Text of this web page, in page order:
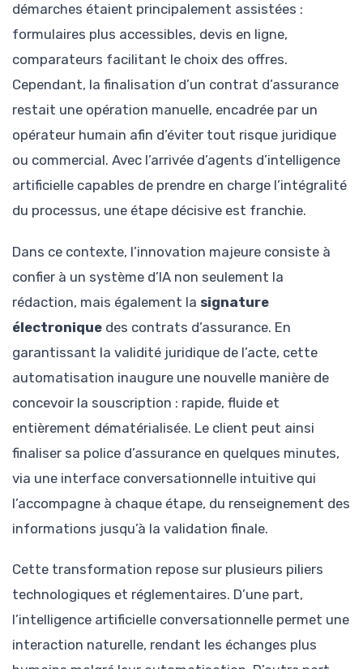
démarches étaient principalement assistées :
formulaires plus accessibles, devis en ligne,
comparateurs facilitant le choix des offres.
Cependant, la finalisation d’un contrat d’assurance
restait une opération manuelle, encadrée par un
opérateur humain afin d’éviter tout risque juridique
ou commercial. Avec l’arrivée d’agents d’intelligence
artificielle capables de prendre en charge l’intégralité
du processus, une étape décisive est franchie.
Dans ce contexte, l’innovation majeure consiste à
confier à un système d’IA non seulement la
rédaction, mais également la signature
électronique des contrats d’assurance. En
garantissant la validité juridique de l’acte, cette
automatisation inaugure une nouvelle manière de
concevoir la souscription : rapide, fluide et
entièrement dématérialisée. Le client peut ainsi
finaliser sa police d’assurance en quelques minutes,
via une interface conversationnelle intuitive qui
l’accompagne à chaque étape, du renseignement des
informations jusqu’à la validation finale.
Cette transformation repose sur plusieurs piliers
technologiques et réglementaires. D’une part,
l’intelligence artificielle conversationnelle permet une
interaction naturelle, rendant les échanges plus